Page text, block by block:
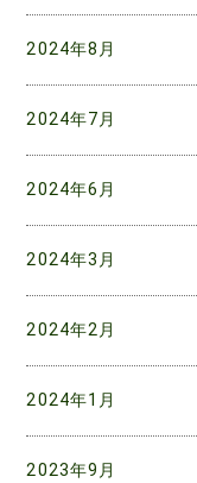
2024年8月
2024年7月
2024年6月
2024年3月
2024年2月
2024年1月
2023年9月